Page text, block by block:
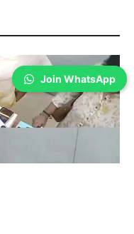
Join WhatsApp